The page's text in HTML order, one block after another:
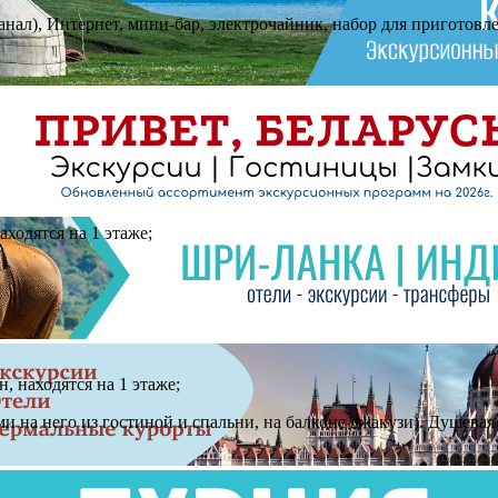
Интернет, мини-бар, электрочайник, набор для
на 1 этаже;
находятся на 1 этаже;
на него из гостиной и спальни, на балконе джакузи).